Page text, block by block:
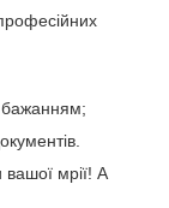
бажанням;
мрії! А